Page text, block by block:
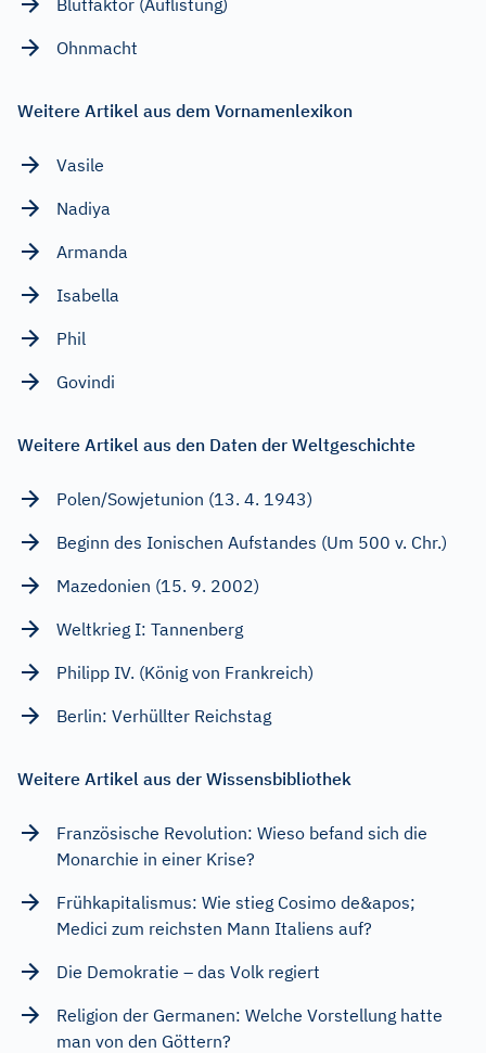
Ohnmacht
Weitere Artikel aus dem Vornamenlexikon
Vasile
Nadiya
Armanda
Isabella
Phil
Govindi
Weitere Artikel aus den Daten der Weltgeschichte
Polen/Sowjetunion (13. 4. 1943)
Beginn des Ionischen Aufstandes (Um 500 v. Chr.)
Mazedonien (15. 9. 2002)
Weltkrieg I: Tannenberg
Philipp IV. (König von Frankreich)
Berlin: Verhüllter Reichstag
Weitere Artikel aus der Wissensbibliothek
Französische Revolution: Wieso befand sich die
Monarchie in einer Krise?
Frühkapitalismus: Wie stieg Cosimo de&apos;
Medici zum reichsten Mann Italiens auf?
Die Demokratie – das Volk regiert
Religion der Germanen: Welche Vorstellung hatte
man von den Göttern?